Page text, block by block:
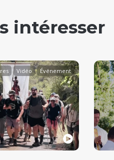
intéresser
Vidéo Événement